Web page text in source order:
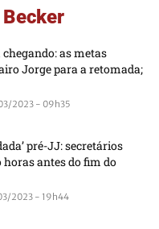
chegando: as metas
Jorge para a retomada;
2023 - 09h35
pré-JJ: secretários
antes do fim do
2023 - 19h44